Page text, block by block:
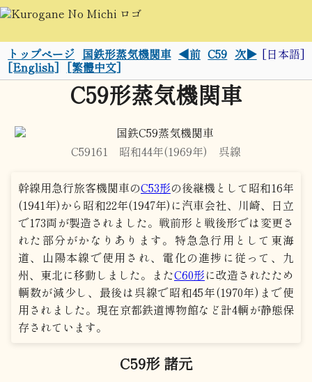
トップページ 国鉄形蒸気機関車 ◀前 C59 次▶ [日本語]
[English] [繁體中文]
C59形蒸気機関車
C59161 昭和44年(1969年) 呉線
幹線用急行旅客機関車のC53形の後継機として昭和16年
(1941年)から昭和22年(1947年)に汽車会社、川崎、日立
で173両が製造されました。戦前形と戦後形では変更さ
れた部分がかなりあります。特急急行用として東海
道、山陽本線で使用され、電化の進捗に従って、九
州、東北に移動しました。またC60形に改造されたため
輌数が減少し、最後は呉線で昭和45年(1970年)まで使
用されました。現在京都鉄道博物館など計4輌が静態保
存されています。
C59形 諸元